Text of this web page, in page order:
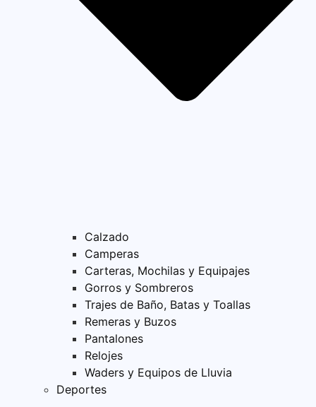
Calzado
Camperas
Carteras, Mochilas y Equipajes
Gorros y Sombreros
Trajes de Baño, Batas y Toallas
Remeras y Buzos
Pantalones
Relojes
Waders y Equipos de Lluvia
Deportes